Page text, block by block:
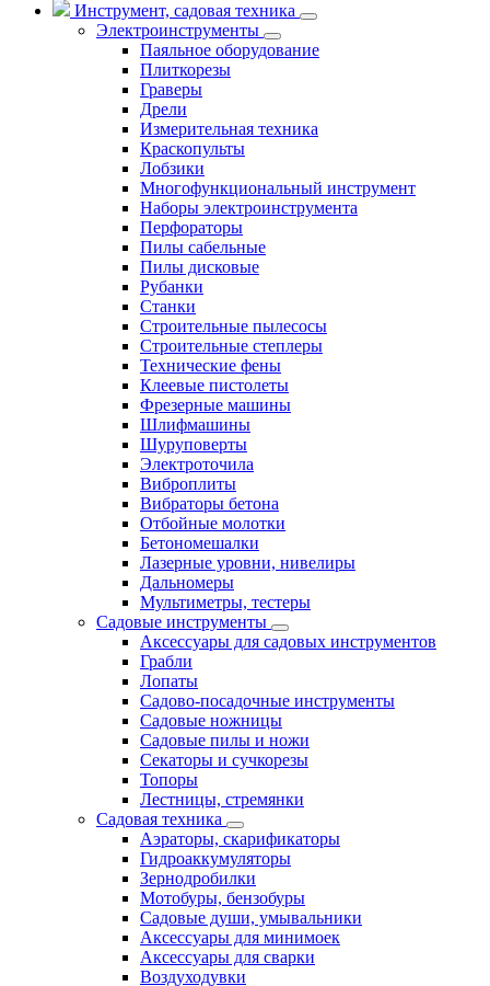
Инструмент, садовая техника
Электроинструменты
Паяльное оборудование
Плиткорезы
Граверы
Дрели
Измерительная техника
Краскопульты
Лобзики
Многофункциональный инструмент
Наборы электроинструмента
Перфораторы
Пилы сабельные
Пилы дисковые
Рубанки
Станки
Строительные пылесосы
Строительные степлеры
Технические фены
Клеевые пистолеты
Фрезерные машины
Шлифмашины
Шуруповерты
Электроточила
Виброплиты
Вибраторы бетона
Отбойные молотки
Бетономешалки
Лазерные уровни, нивелиры
Дальномеры
Мультиметры, тестеры
Садовые инструменты
Аксессуары для садовых инструментов
Грабли
Лопаты
Садово-посадочные инструменты
Садовые ножницы
Садовые пилы и ножи
Секаторы и сучкорезы
Топоры
Лестницы, стремянки
Садовая техника
Аэраторы, скарификаторы
Гидроаккумуляторы
Зернодробилки
Мотобуры, бензобуры
Садовые души, умывальники
Аксессуары для минимоек
Аксессуары для сварки
Воздуходувки